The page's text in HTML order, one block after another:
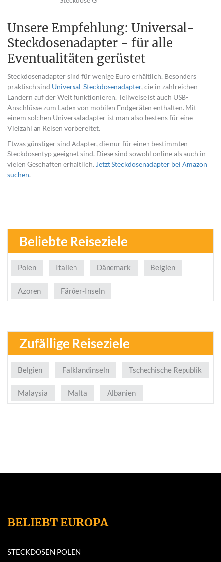
Unsere Empfehlung: Universal-
Steckdosenadapter - für alle
Eventualitäten gerüstet
Steckdosenadapter sind für wenige Euro erhältlich. Besonders
praktisch sind Universal-Steckdosenadapter, die in zahlreichen
Ländern auf der Welt funktionieren. Teilweise ist auch USB-
Anschlüsse zum Laden von mobilen Endgeräten enthalten. Mit
einem solchen Universaladapter ist man also bestens für eine
Vielzahl an Reisen vorbereitet.
Etwas günstiger sind Adapter, die nur für einen bestimmten
Steckdosentyp geeignet sind. Diese sind sowohl online als auch in
vielen Geschäften erhältlich. Jetzt Steckdosenadapter bei Amazon
suchen.
Beliebte Reiseziele
Polen Italien Dänemark Belgien
Azoren Färöer-Inseln
Zufällige Reiseziele
Belgien Falklandinseln Tschechische Republik
Malaysia Malta Albanien
BELIEBT EUROPA
STECKDOSEN POLEN